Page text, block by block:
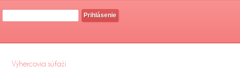
Prihlásenie
Výhercovia súťaží